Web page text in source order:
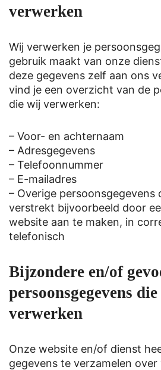
verwerken
Wij verwerken je
gebruik maakt van onze
deze gegevens zelf aan ons
vind je een overzicht van de
die wij verwerken:
– Voor- en achternaam
– Adresgegevens
– Telefoonnummer
– E-mailadres
– Overige persoonsgegevens
verstrekt bijvoorbeeld door
website aan te maken, in
telefonisch
Bijzondere en/of
persoonsgegevens
verwerken
Onze website en/of dienst
gegevens te verzamelen